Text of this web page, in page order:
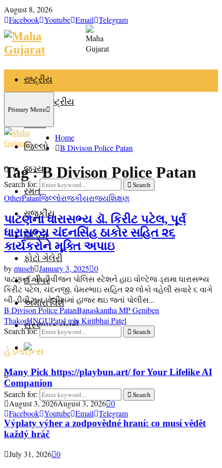
August 8, 2026
Facebook Youtube Email Telegram
રાષ્ટ્રીય
આંતરરાષ્ટ્રીય
જિલ્લો
જગ્યા
રમત
રાજકીય
વિડિયો
ફોટો ગેલેરી
ઈ-પેપર
અમારા વિશે
સંસ્થાપક તંત્રી
Search for: Search
Facebook Youtube Email Telegram
Primary Menu
Search for: Search
Home
B Divison Police Patan
Tag : B Divison Police Patan
OtherPatanજિલ્લોરાજકીયરાજ્યશિક્ષણ
પાટણના ધારાસભ્ય ડૉ. કિરીટ પટેલ, પૂર્વ
ધારાસભ્ય ચંદનસિંહ ઠાકોર સહિત ૨૬
કાર્યકરોને મૂક્તિ અપાઇ
bymuseb January 3, 2025 0
પાટણના બી-ડીવીજન પોલિસ સ્ટેશને હાઇ વોલ્ટેજ ડ્રામા ધારાસભ્ય
કિરીટ પટેલ, ચંદનજી, ઘેમરભાઇ સહિત ૨૨ લોકો વહેલી સવારે ૬ વાગે
બી-ડીવીઝન પોલીસમાં હાજર થઇ જતાં પોલીસ...
B Divison Police PatanBanaskantha MP Geniben
ThakorHNGUPatal mla Kiritbhai Patel
Search for:
Search
હેડલાઇન્સ
Many Pick https://playbun.art/ for Your Lifelike AI
Companion
August 3, 2026August 3, 2026 0
Výplaty výher a zodpovědné hraní: co musí vědět
každý hráč
July 31, 2026 0